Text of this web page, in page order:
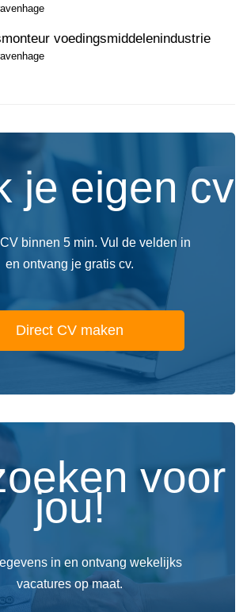
voedingsmiddelenindustrie
je eigen cv
binnen 5 min. Vul de velden in
en ontvang je gratis cv.
Direct CV maken
voor
jou!
in en ontvang wekelijks
vacatures op maat.